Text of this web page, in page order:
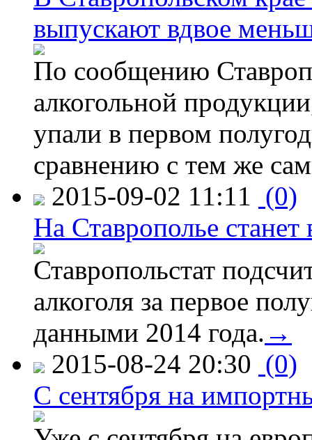
выпускают вдвое
По сообщению
алкогольной
упали в первом
сравнению с тем же
2015-09-02 11:11 (0)
На Ставрополье
Ставропольстат
алкоголя за первое
данными 2014 года. →
2015-08-24 20:30 (0)
C сентября на